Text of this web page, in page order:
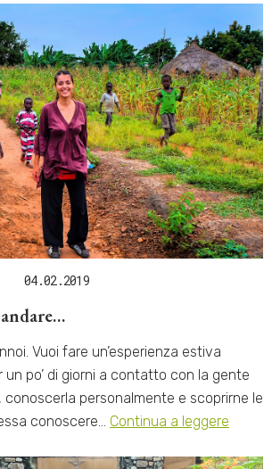
04.02.2019
Vuoi fare un’esperienza estiva
un po’ di giorni a contatto con la gente
conoscerla personalmente e scoprirne le
conoscere… Continua a leggere